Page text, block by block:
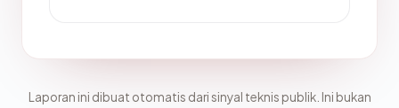
Laporan ini dibuat otomatis dari sinyal teknis publik. Ini bukan